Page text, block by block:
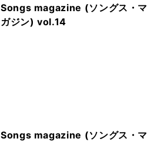
Songs magazine (ソングス・マ
ガジン) vol.14
Songs magazine (ソングス・マ